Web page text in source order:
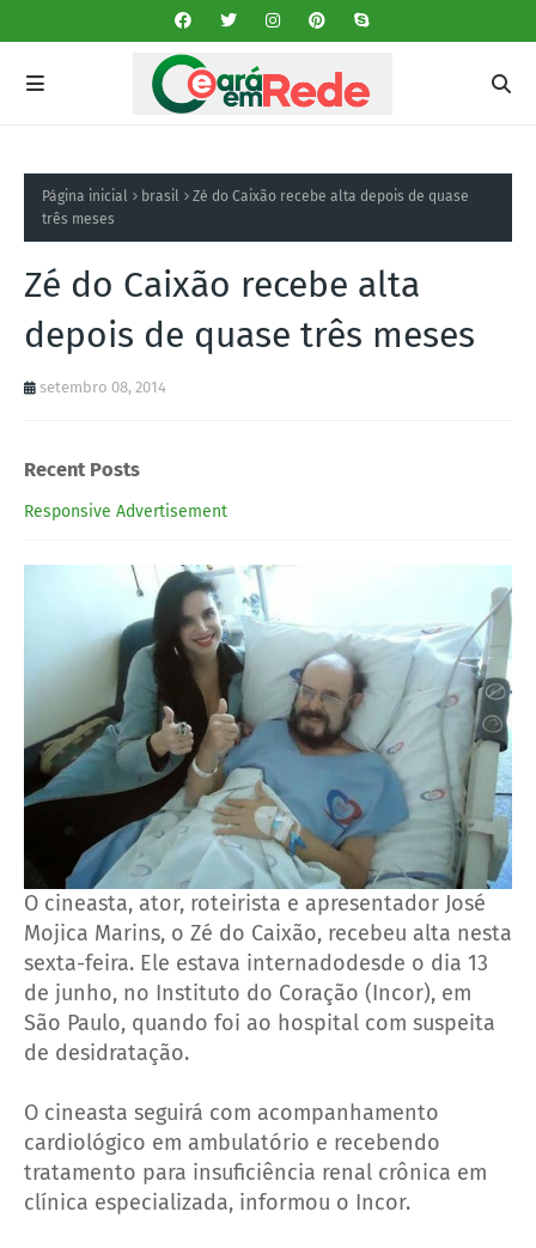
Página inicial brasil
Zé do Caixão recebe alta depois de quase
três meses
Zé do Caixão recebe alta
depois de quase três meses
setembro 08, 2014
Recent Posts
Responsive Advertisement
O cineasta, ator, roteirista e apresentador José
Mojica Marins, o Zé do Caixão, recebeu alta nesta
sexta-feira. Ele estava internadodesde o dia 13
de junho, no Instituto do Coração (Incor), em
São Paulo, quando foi ao hospital com suspeita
de desidratação.
O cineasta seguirá com acompanhamento
cardiológico em ambulatório e recebendo
tratamento para insuficiência renal crônica em
clínica especializada, informou o Incor.